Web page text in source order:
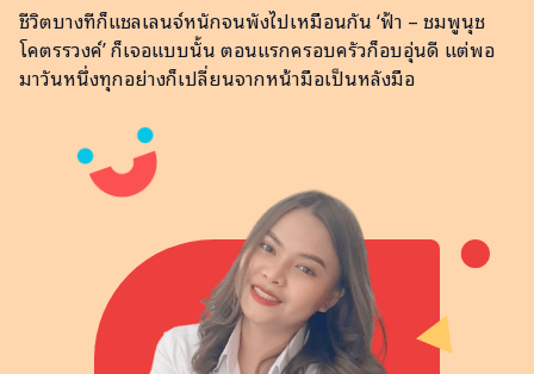
ชีวิตบางทีก็แชลเลนจ์หนักจนพังไปเหมือนกัน ‘ฟ้า – ชมพูนุช
โคตรรวงค์’ ก็เจอแบบนั้น ตอนแรกครอบครัวก็อบอุ่นดี แต่พอ
มาวันหนึ่งทุกอย่างก็เปลี่ยนจากหน้ามือเป็นหลังมือ